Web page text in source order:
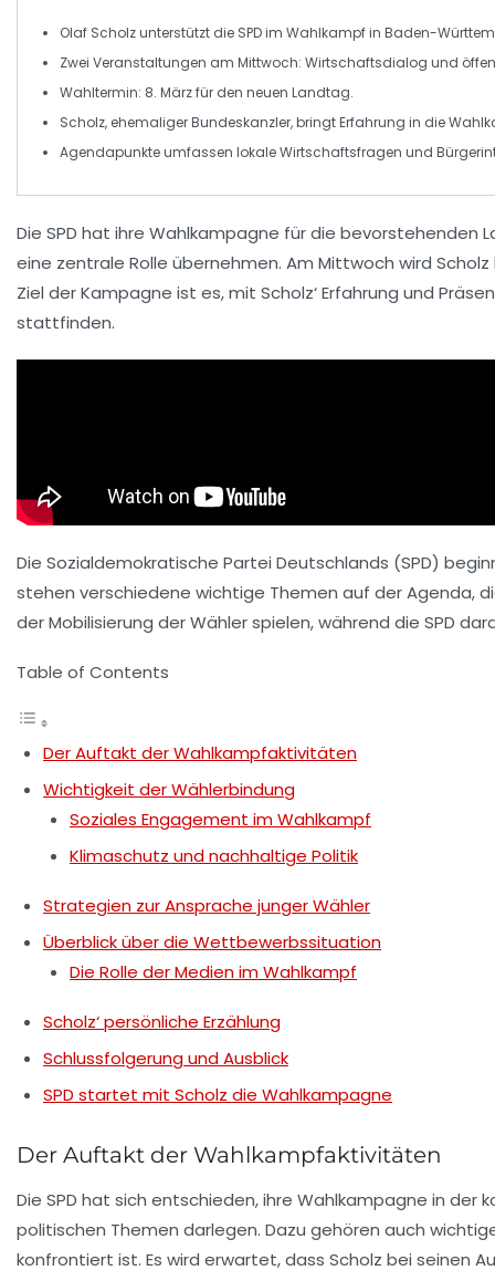
Olaf Scholzunterstützt die SPDim Wahlkampfin Baden-
Zwei Veranstaltungen am Mittwoch: Wirtschaftsdialog und
Wahltermin: 8. Märzfür den neuen Landtag.
Scholz, ehemaligerBundeskanzler, bringt Erfahrung in die
Agendapunkte umfassen lokaleWirtschaftsfragen und
Die SPD hat ihre Wahlkampagne für die bevorstehenden
eine zentrale Rolle übernehmen. Am Mittwoch wird
Ziel der Kampagne ist es, mit Scholz‘ Erfahrung und
stattfinden.
Die Sozialdemokratische Partei Deutschlands (SPD)
stehen verschiedene wichtige Themen auf der Agenda,
der Mobilisierung der Wähler spielen, während die SPD
Table of Contents
Der Auftakt der Wahlkampfaktivitäten
Wichtigkeit der Wählerbindung
Soziales Engagement im Wahlkampf
Klimaschutz und nachhaltige Politik
Strategien zur Ansprache junger Wähler
Überblick über die Wettbewerbssituation
Die Rolle der Medien im Wahlkampf
Scholz‘ persönliche Erzählung
Schlussfolgerung und Ausblick
SPD startet mit Scholz die Wahlkampagne
Der Auftakt der Wahlkampfaktivitäten
Die SPD hat sich entschieden, ihre Wahlkampagne in
politischen Themen darlegen. Dazu gehören auch
konfrontiert ist. Es wird erwartet, dass Scholz bei seinen